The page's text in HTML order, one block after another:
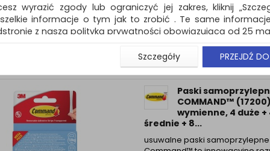
usuwalne paski samoprzylepne
Command™ to innowacyjne
umożliwiające bezpieczne
powierzchni…
Dostępność: 3 dni
Paski
COMMAND™
wymienne, 4 duże +
średnie + 8...
usuwalne paski samoprzylepne
wyrazić zgody lub ograniczyć jej zakres, kliknij
informacje o tym jak to zrobić . Te same
z naszą polityką prywatności obowiązującą od 25
użytkowników zalogowanych, aby umożliwić
i związane z tym prawidłowe działanie naszej
np. wysłanie potwierdzenia zamówienia na
Państwu prawidłowych informacji o promocjach
ważna jest Państwa wcześniejsza zgoda której
zgoda jest dobrowolna i można ją w dowolnym
(rozwiń)
Szczegóły PRZEJDŹ